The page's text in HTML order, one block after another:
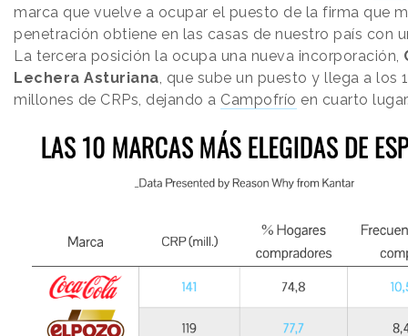
marca que vuelve a ocupar el puesto de la firma que
penetración obtiene en las casas de nuestro país con
La tercera posición la ocupa una nueva incorporación,
Lechera Asturiana , que sube un puesto y llega a los
millones de CRPs, dejando a Campofrío en cuarto